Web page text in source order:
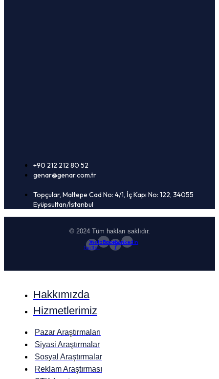
+90 212 212 80 52
genar@genar.com.tr
Topçular, Maltepe Cad No: 4/1, İç Kapı No: 122, 34055
Eyüpsultan/İstanbul
© 2024 Tüm hakları saklıdır.
X-
twitter
Instagram
Facebook-
f
Linkedin
Hakkımızda
Hizmetlerimiz
Pazar Araştırmaları
Siyasi Araştırmalar
Sosyal Araştırmalar
Reklam Araştırması